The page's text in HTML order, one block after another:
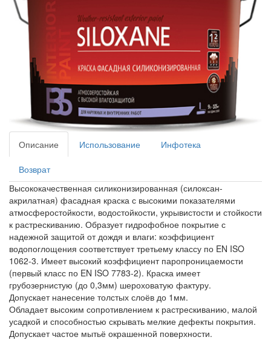
Описание Использование Инфотека
Возврат
Высококачественная силиконизированная (силоксан-
акрилатная) фасадная краска с высокими показателями
атмосферостойкости, водостойкости, укрывистости и стойкости
к растрескиванию. Образует гидрофобное покрытие с
надежной защитой от дождя и влаги: коэффициент
водопоглощения соответствует третьему классу по EN ISO
1062-3. Имеет высокий коэффициент паропроницаемости
(первый класс по EN ISO 7783-2). Краска имеет
грубозернистую (до 0,3мм) шероховатую фактуру.
Допускает нанесение толстых слоёв до 1мм.
Обладает высоким сопротивлением к растрескиванию, малой
усадкой и способностью скрывать мелкие дефекты покрытия.
Допускает частое мытьё окрашенной поверхности.